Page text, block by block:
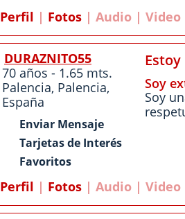
Perfil | Fotos | Audio | Video
DURAZNITO55
70 años - 1.65 mts.
Palencia, Palencia,
España
Enviar Mensaje
Tarjetas de Interés
Favoritos
Soy
Soy
Perfil | Fotos | Audio | Video